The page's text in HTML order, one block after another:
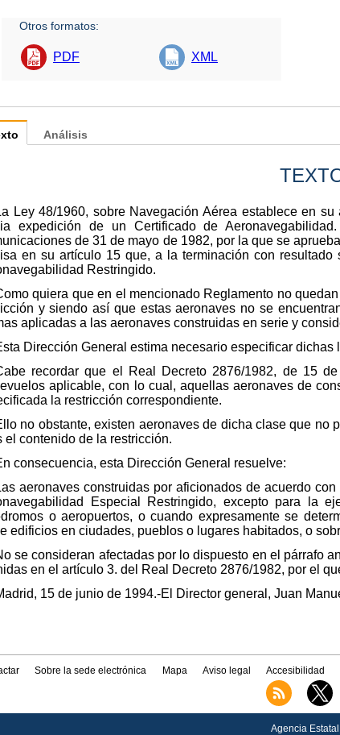
Otros formatos:
PDF XML
Ley 48/1960, sobre Navegación Aérea establece en
expedición de un Certificado de
de 31 de mayo de 1982, por la que se
en su artículo 15 que, a la terminación con
Restringido.
quiera que en el mencionado Reglamento no
y siendo así que estas aeronaves no se
aplicadas a las aeronaves construidas en serie y
Dirección General estima necesario especificar dichas
recordar que el Real Decreto 2876/1982, de 15
aplicable, con lo cual, aquellas aeronaves de
la restricción correspondiente.
no obstante, existen aeronaves de dicha clase que
el contenido de la restricción.
consecuencia, esta Dirección General resuelve:
aeronaves construidas por aficionados de acuerdo
Especial Restringido, excepto para la
o aeropuertos, o cuando expresamente se
edificios en ciudades, pueblos o lugares habitados, o
se consideran afectadas por lo dispuesto en el párrafo
en el artículo 3. del Real Decreto 2876/1982, por el
15 de junio de 1994.-El Director general, Juan
Análisis
Sobre la sede electrónica Mapa Aviso legal Accesibilidad
Agencia